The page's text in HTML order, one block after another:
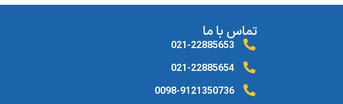
تماس با ما
021-22885653
021-22885654
0098-9121350736